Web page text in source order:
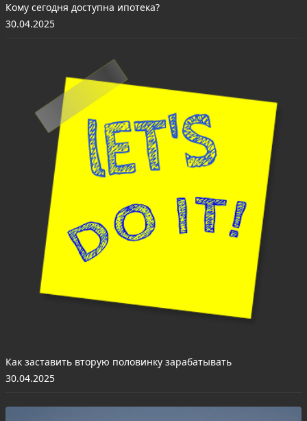
Кому сегодня доступна ипотека?
30.04.2025
Как заставить вторую половинку зарабатывать
30.04.2025